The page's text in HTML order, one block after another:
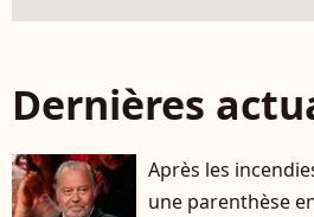
Dernières
Après les
une parenthèse